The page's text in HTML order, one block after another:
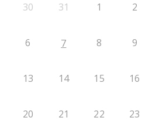
30 31 1 2
6 7 8 9
13 14 15 16
20 21 22 23